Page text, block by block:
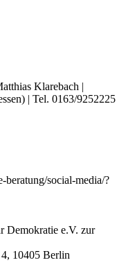
Klarebach |
| Tel. 0163/9252225
beratung/social-media/?
Demokratie e.V. zur
10405 Berlin